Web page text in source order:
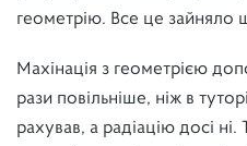
геометрію. Все це зайняло
Махінація з геометрією
рази повільніше, ніж в
рахував, а радіацію досі